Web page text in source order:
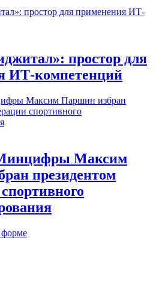
простор для
ИТ-компетенций
Максим
президентом